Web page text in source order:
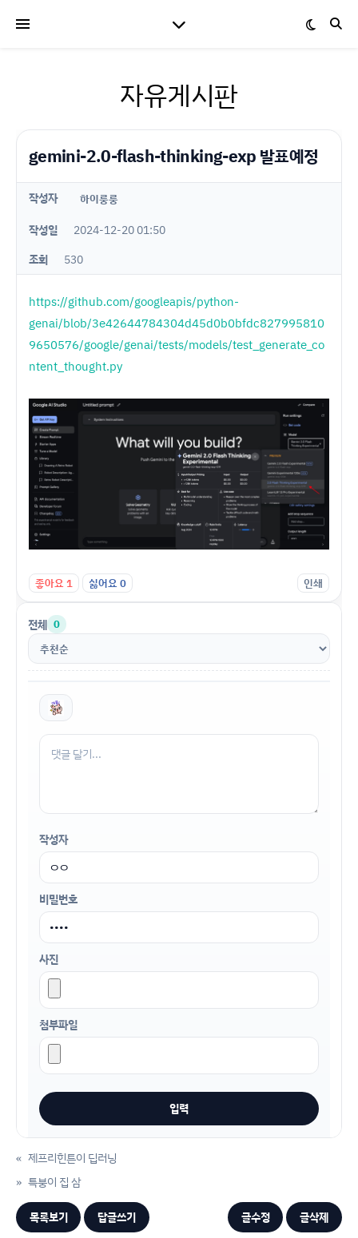
자유게시판
gemini-2.0-flash-thinking-exp 발표예정
작성자 하이룽룽
작성일
2024-12-20 01:50
조회
530
https://github.com/googleapis/python-
genai/blob/3e42644784304d45d0b0bfdc827995810
9650576/google/genai/tests/models/test_generate_co
ntent_thought.py
좋아요1 싫어요0 인쇄
전체 0
작성자
비밀번호
사진
첨부파일
« 제프리힌튼이 딥러닝
특붕이 집 삼
»
목록보기 답글쓰기 글수정 글삭제